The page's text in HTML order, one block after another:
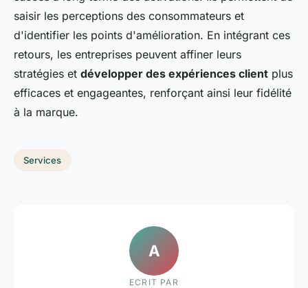
saisir les perceptions des consommateurs et
d'identifier les points d'amélioration. En intégrant ces
retours, les entreprises peuvent affiner leurs
stratégies et développer des expériences client plus
efficaces et engageantes, renforçant ainsi leur fidélité
à la marque.
Services
A
ECRIT PAR